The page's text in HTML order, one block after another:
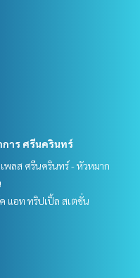
าร ศรีนครินทร์
พลส ศรีนครินทร์ - หัวหมาก
แอท ทริปเปิ้ล สเตชั่น